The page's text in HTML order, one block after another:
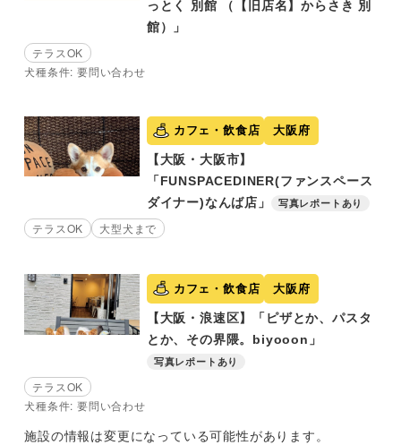
っとく 別館 （【旧店名】からさき 別
館）」
テラスOK
犬種条件: 要問い合わせ
カフェ・飲食店 大阪府
【大阪・大阪市】
「FUNSPACEDINER(ファンスペース
ダイナー)なんば店」
写真レポートあり
テラスOK 大型犬まで
カフェ・飲食店 大阪府
【大阪・浪速区】「ピザとか、パスタ
とか、その界隈。biyooon」
写真レポートあり
テラスOK
犬種条件: 要問い合わせ
施設の情報は変更になっている可能性があります。